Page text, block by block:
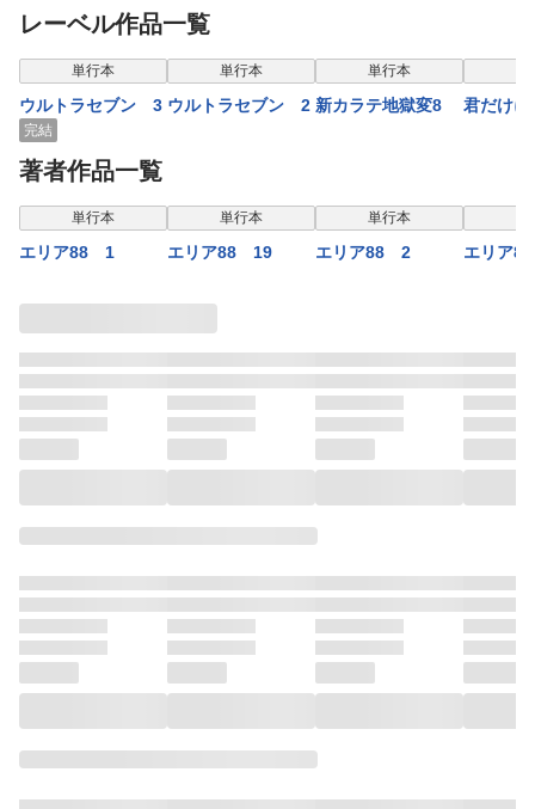
レーベル作品一覧
単行本
ウルトラセブン 3
完結
単行本
ウルトラセブン 2
表示制限中
単行本
新カラテ地獄変8
表示
君だけに
著者作品一覧
単行本
エリア88 1
単行本
エリア88 19
単行本
エリア88 2 エリア